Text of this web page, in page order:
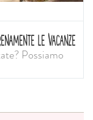
LE VACANZE
Possiamo